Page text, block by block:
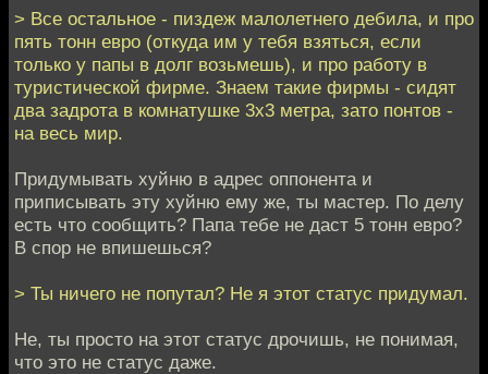
> Все остальное - пиздеж малолетнего дебила, и про
пять тонн евро (откуда им у тебя взяться, если
только у папы в долг возьмешь), и про работу в
туристической фирме. Знаем такие фирмы - сидят
два задрота в комнатушке 3х3 метра, зато понтов -
на весь мир.
Придумывать хуйню в адрес оппонента и
приписывать эту хуйню ему же, ты мастер. По делу
есть что сообщить? Папа тебе не даст 5 тонн евро?
В спор не впишешься?
> Ты ничего не попутал? Не я этот статус придумал.
Не, ты просто на этот статус дрочишь, не понимая,
что это не статус даже.